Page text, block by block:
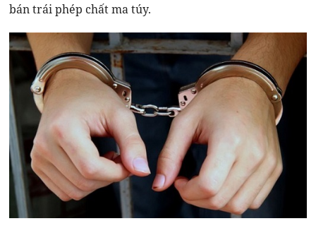
bán trái phép chất ma túy.